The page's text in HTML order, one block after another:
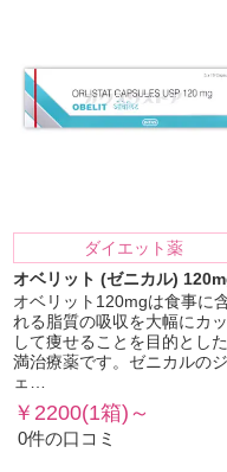
ダイエット薬
オベリット (ゼニカル)
オベリット120mgは食事に
れる脂質の吸収を大幅にカ
して痩せることを目的とし
満治療薬です。ゼニカルのジ
ェ…
￥2200(1箱)～
0件の口コミ